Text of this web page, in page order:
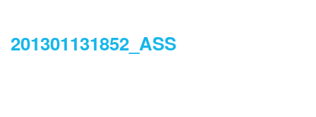
201301131852_ASS